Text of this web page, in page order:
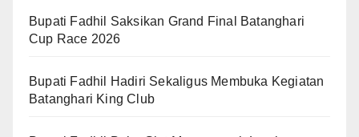
Bupati Fadhil Saksikan Grand Final Batanghari
Cup Race 2026
Bupati Fadhil Hadiri Sekaligus Membuka Kegiatan
Batanghari King Club